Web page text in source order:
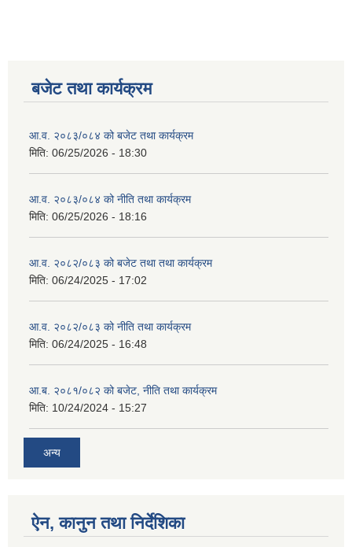
बजेट तथा कार्यक्रम
आ.व. २०८३/०८४ को बजेट तथा कार्यक्रम
मिति: 06/25/2026 - 18:30
आ.व. २०८३/०८४ को नीति तथा कार्यक्रम
मिति: 06/25/2026 - 18:16
आ.व. २०८२/०८३ को बजेट तथा तथा कार्यक्रम
मिति: 06/24/2025 - 17:02
आ.व. २०८२/०८३ को नीति तथा कार्यक्रम
मिति: 06/24/2025 - 16:48
आ.ब. २०८१/०८२ को बजेट, नीति तथा कार्यक्रम
मिति: 10/24/2024 - 15:27
अन्य
ऐन, कानुन तथा निर्देशिका